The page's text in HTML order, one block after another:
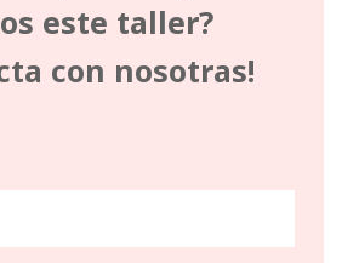
este taller?
con nosotras!